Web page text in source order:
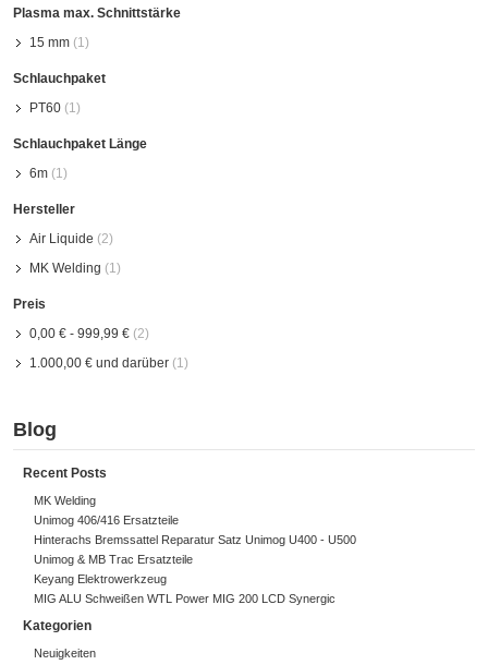
Plasma max. Schnittstärke
15 mm (1)
Schlauchpaket
PT60 (1)
Schlauchpaket Länge
6m (1)
Hersteller
Air Liquide (2)
MK Welding (1)
Preis
0,00 € - 999,99 € (2)
1.000,00 € und darüber (1)
Blog
Recent Posts
MK Welding
Unimog 406/416 Ersatzteile
Hinterachs Bremssattel Reparatur Satz Unimog U400 - U500
Unimog & MB Trac Ersatzteile
Keyang Elektrowerkzeug
MIG ALU Schweißen WTL Power MIG 200 LCD Synergic
Kategorien
Neuigkeiten